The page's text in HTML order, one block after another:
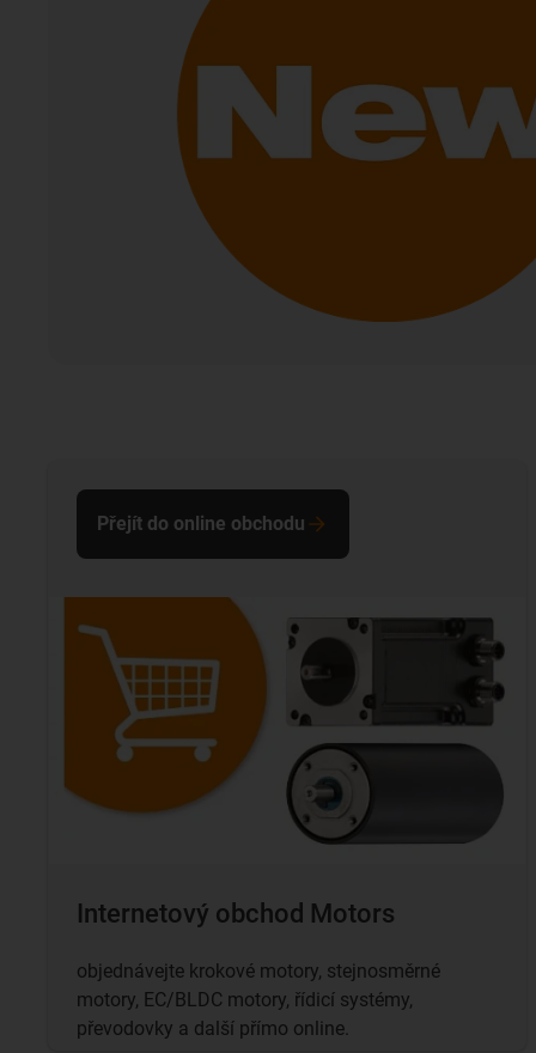
Internetový obchod Motors
objednávejte krokové motory, stejnosměrné
motory, EC/BLDC motory, řídicí systémy,
převodovky a další přímo online.
Přejít do online obchodu